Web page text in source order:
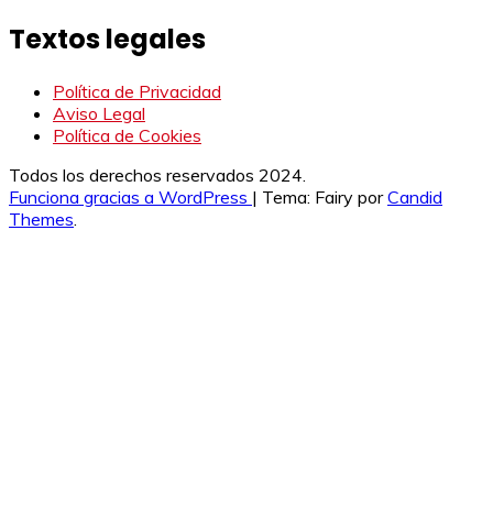
Textos legales
Política de Privacidad
Aviso Legal
Política de Cookies
Todos los derechos reservados 2024.
Funciona gracias a WordPress | Tema: Fairy porCandid
Themes.